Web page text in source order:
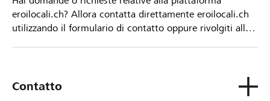
eroilocali.ch? Allora contatta direttamente eroilocali.ch
utilizzando il formulario di contatto oppure rivolgiti alla
Contatto